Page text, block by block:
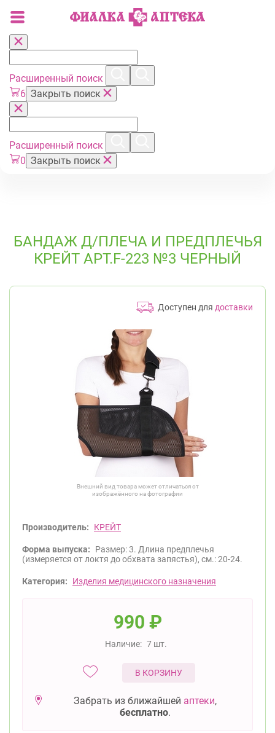
Расширенный поиск
6 Закрыть поиск
Расширенный поиск
0 Закрыть поиск
БАНДАЖ Д/ПЛЕЧА И ПРЕДПЛЕЧЬЯ
КРЕЙТ АРТ.F-223 №3 ЧЕРНЫЙ
Доступен для доставки
Внешний вид товара может отличаться от
изображённого на фотографии
Производитель: КРЕЙТ
Форма выпуска:
Размер: 3. Длина предплечья
(измеряется от локтя до обхвата запястья), см.: 20-24.
Категория: Изделия медицинского назначения
990 ₽
Наличие: 7 шт.
В КОРЗИНУ
Забрать из ближайшей аптеки,
бесплатно.